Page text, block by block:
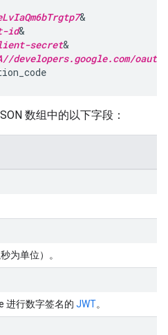
&
id&
secret&
developers.google.com/
数组中的以下字段：
为单位）。
进行数字签名的 JWT。